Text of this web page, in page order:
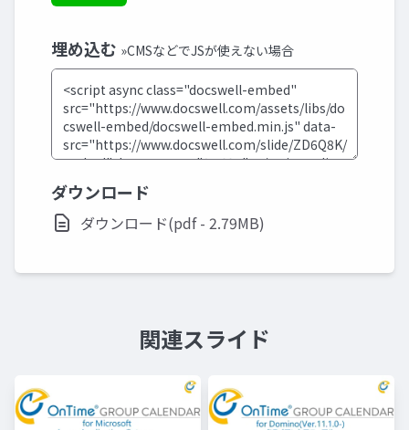
埋め込む »CMSなどでJSが使えない場合
ダウンロード
ダウンロード(pdf - 2.79MB)
関連スライド